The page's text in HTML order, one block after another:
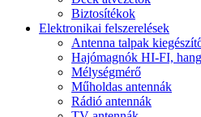
Biztosítékok
Elektronikai felszerelések
Antenna talpak
Hajómagnók HI-FI,
Mélységmérő
Műholdas antennák
Rádió antennák